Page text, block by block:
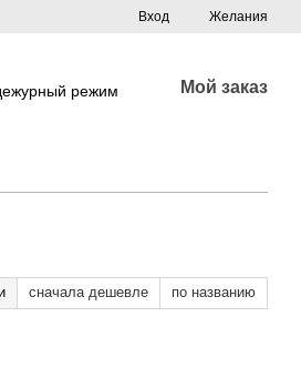
Вход Желания
режим
Мой заказ
сначала дешевле по названию